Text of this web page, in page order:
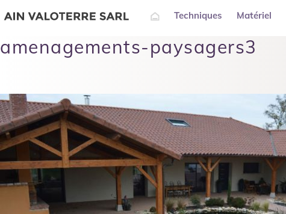
AccueilTechniques Matériel
amenagements-paysagers3